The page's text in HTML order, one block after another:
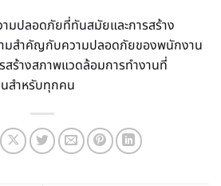
ามปลอดภัยที่ทันสมัยและการสร้าง
มสำคัญกับความปลอดภัยของพนักงาน
ร้างสภาพแวดล้อมการทำงานที่
สำหรับทุกคน